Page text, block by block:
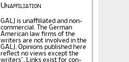
Unaffiliation
GALJ is unaffiliated and non-
commercial. The Ger­man
American law firms of the
writers are not in­volved in the
GALJ. Opi­nions published here
reflect no views except the
writers'. Links exist for con­